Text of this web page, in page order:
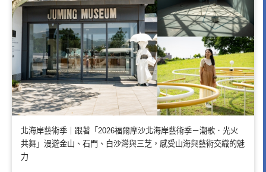
北海岸藝術季｜跟著「2026福爾摩沙北海岸藝術季－潮歌．光火
共舞」漫遊金山、石門、白沙灣與三芝，感受山海與藝術交織的魅
力